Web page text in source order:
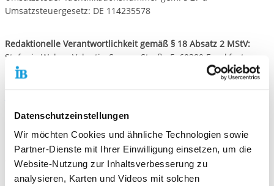
Datenschutzeinstellungen
Wir möchten Cookies und ähnliche Technologien sowie
Partner-Dienste mit Ihrer Einwilligung einsetzen, um die
Website-Nutzung zur Inhaltsverbesserung zu
analysieren, Karten und Videos mit solchen
Umsatzsteuergesetz: DE 114235578
Redaktionelle Verantwortlichkeit gemäß § 18 Absatz 2 MStV:
Stefanie Weber, Valentin-Senger-Straße 5, 60389 Frankfurt am
Main
Der Internationale Bund (IB) Freier Träger der Jugend-, Sozial-
und Bildungsarbeit e.V. ist weder verpflichtet noch bereit, an
einem Streitbeilegungsverfahren vor einer
Verbraucherschlichtungsstelle teilzunehmen.